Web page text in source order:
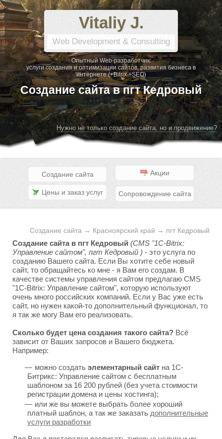
Vitaliy J.
Web Development & Consulting
Опытный Web-разработчик:
услуги создания и оптимизации сайтов, развития бизнеса в
интернете (+Bitrix +SEO)
Создание сайта в пгт Кедровый
Нужно не только создание сайта, но и продвижение?
Создание сайта Акции
Цены и заказ услуг Сопровождение сайта
Создание сайта → Красноярский край → пгт Кедровый
Создание сайта в пгт Кедровый (CMS "1C-Bitrix:
Управление сайтом", пгт Кедровый ) - это услуга по
созданию Вашего сайта. Если Вы хотите себе новый
сайт, то обращайтесь ко мне - я Вам его создам. В
качестве системы управления сайтом предлагаю CMS
"1C-Bitrix: Управление сайтом", которую используют
очень много российских компаний. Если у Вас уже есть
сайт, но нужен какой-то дополнительный функционал, то
я так же могу Вам его реализовать.
Сколько будет цена создания такого сайта? Всё
зависит от Ваших запросов и Вашего бюджета.
Например:
можно создать элементарный сайт на 1С-
Битрикс: Управление сайтом с бесплатным
шаблоном за 16 200 рублей (без учета стоимости
регистрации домена и цены хостинга);
или же вы можете выбрать более хороший
платный шаблон, а так же заказать дополнительные
услуги разработки